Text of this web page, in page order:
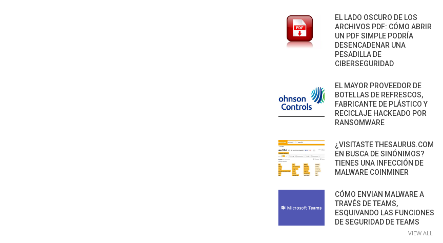
EL LADO OSCURO DE LOS
ARCHIVOS PDF: CÓMO ABRIR
UN PDF SIMPLE PODRÍA
DESENCADENAR UNA
PESADILLA DE
CIBERSEGURIDAD
EL MAYOR PROVEEDOR DE
BOTELLAS DE REFRESCOS,
FABRICANTE DE PLÁSTICO Y
RECICLAJE HACKEADO POR
RANSOMWARE
¿VISITASTE THESAURUS.COM
EN BUSCA DE SINÓNIMOS?
TIENES UNA INFECCIÓN DE
MALWARE COINMINER
CÓMO ENVIAN MALWARE A
TRAVÉS DE TEAMS,
ESQUIVANDO LAS FUNCIONES
DE SEGURIDAD DE TEAMS
VIEW ALL